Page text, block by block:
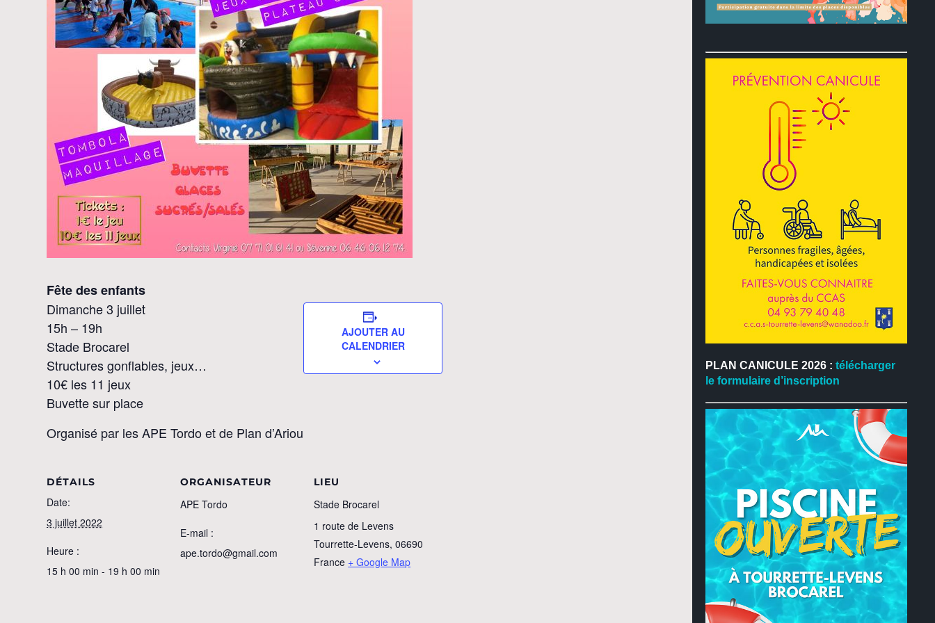
Fête des enfants
Dimanche 3 juillet
15h – 19h
Stade Brocarel
Structures gonflables, jeux…
10€ les 11 jeux
Buvette sur place
Organisé par les APE Tordo et de Plan d’Ariou
AJOUTER AU
CALENDRIER
DÉTAILS
Date:
3 juillet 2022
Heure :
15 h 00 min - 19 h 00 min
ORGANISATEUR
APE Tordo
E-mail :
ape.tordo@gmail.com
LIEU
Stade Brocarel
1 route de Levens
Tourrette-Levens, 06690
France + Google Map
PLAN CANICULE 2026 : télécharger
le formulaire d’inscription